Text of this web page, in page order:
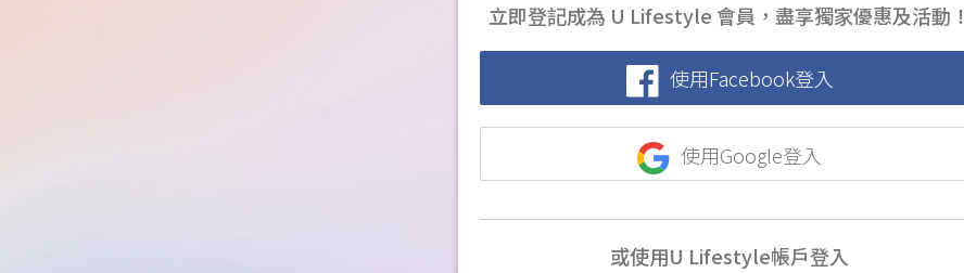
立即登記成為 U Lifestyle 會員，盡享獨家優惠及活動！
使用Facebook登入
使用Google登入
或使用U Lifestyle帳戶登入